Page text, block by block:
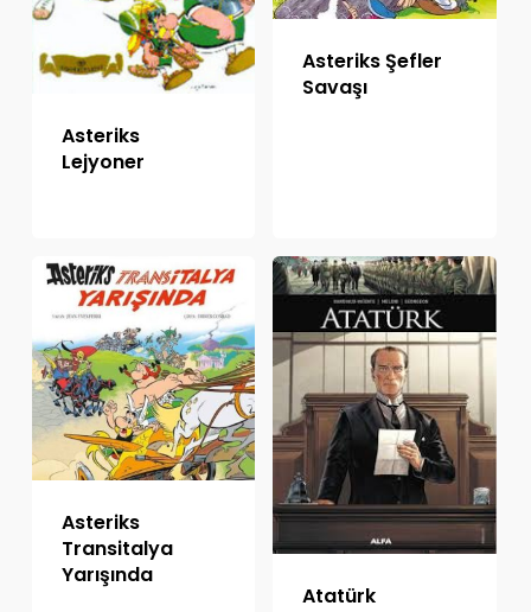
Asteriks
Lejyoner
Asteriks Şefler
Savaşı
Asteriks
Transitalya
Yarışında
Atatürk